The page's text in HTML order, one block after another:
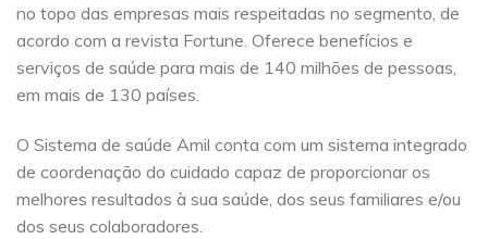
no topo das empresas mais respeitadas no segmento, de
acordo com a revista Fortune. Oferece benefícios e
serviços de saúde para mais de 140 milhões de pessoas,
em mais de 130 países.
O Sistema de saúde Amil conta com um sistema integrado
de coordenação do cuidado capaz de proporcionar os
melhores resultados à sua saúde, dos seus familiares e/ou
dos seus colaboradores.